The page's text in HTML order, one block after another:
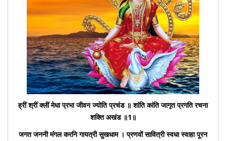
ह्रीं श्रीं क्लीं मेधा प्रभा जीवन ज्योति प्रचंड ॥ शांति कांति जागृत प्रगति रचना
शक्ति अखंड ॥1॥
जगत जननी मंगल करनि गायत्री सुखधाम । प्रणवों सावित्री स्वधा स्वाहा पूरन